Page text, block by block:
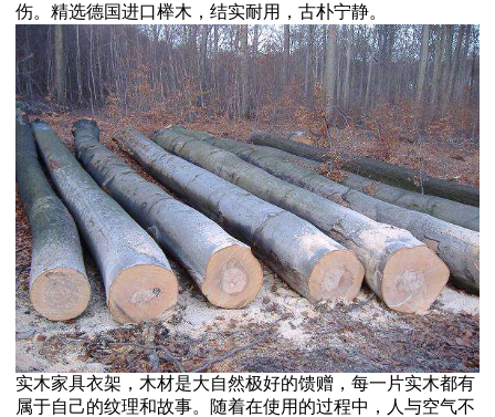
伤。精选德国进口榉木，结实耐用，古朴宁静。
实木家具衣架，木材是大自然极好的馈赠，每一片实木都有
属于自己的纹理和故事。随着在使用的过程中，人与空气不